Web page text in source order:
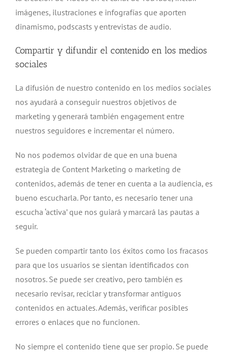
imágenes, ilustraciones e infografías que aporten
dinamismo, podscasts y entrevistas de audio.
Compartir y difundir el contenido en los medios
sociales
La difusión de nuestro contenido en los medios sociales
nos ayudará a conseguir nuestros objetivos de
marketing y generará también engagement entre
nuestros seguidores e incrementar el número.
No nos podemos olvidar de que en una buena
estrategia de Content Marketing o marketing de
contenidos, además de tener en cuenta a la audiencia, es
bueno escucharla. Por tanto, es necesario tener una
escucha ‘activa’ que nos guiará y marcará las pautas a
seguir.
Se pueden compartir tanto los éxitos como los fracasos
para que los usuarios se sientan identificados con
nosotros. Se puede ser creativo, pero también es
necesario revisar, reciclar y transformar antiguos
contenidos en actuales. Además, verificar posibles
errores o enlaces que no funcionen.
No siempre el contenido tiene que ser propio. Se puede